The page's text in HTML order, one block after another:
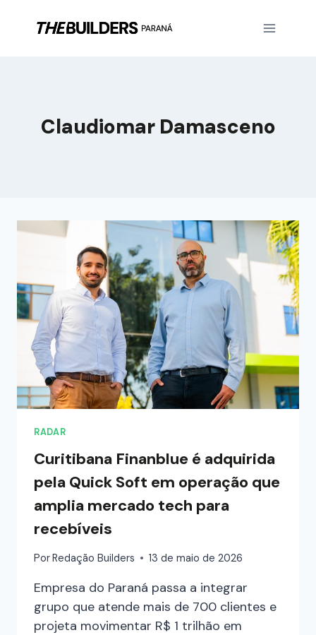
Claudiomar Damasceno
RADAR
Curitibana Finanblue é adquirida
pela Quick Soft em operação que
amplia mercado tech para
recebíveis
PorRedação Builders 13 de maio de 2026
Empresa do Paraná passa a integrar
grupo que atende mais de 700 clientes e
projeta movimentar R$ 1 trilhão em